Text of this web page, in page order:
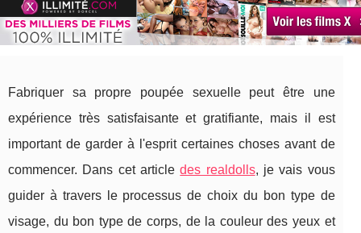
Fabriquer sa propre poupée sexuelle peut être une
expérience très satisfaisante et gratifiante, mais il est
important de garder à l'esprit certaines choses avant de
commencer. Dans cet articledes realdolls, je vais vous
guider à travers le processus de choix du bon type de
visage, du bon type de corps, de la couleur des yeux et